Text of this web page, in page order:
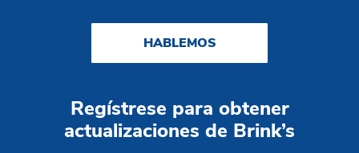
HABLEMOS
Regístrese para obtener
actualizaciones de Brink’s